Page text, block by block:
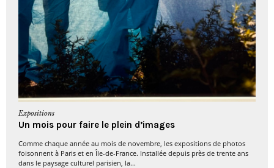
Expositions
Un mois pour faire le plein d’images
Comme chaque année au mois de novembre, les expositions de photos
foisonnent à Paris et en Île-de-France. Installée depuis près de trente ans
dans le paysage culturel parisien, la...